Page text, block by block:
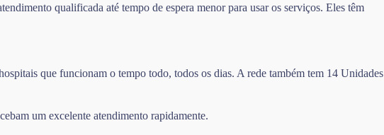
qualificada até tempo de espera menor para usar os serviços. Eles têm
que funcionam o tempo todo, todos os dias. A rede também tem 14 Unidades
um excelente atendimento rapidamente.